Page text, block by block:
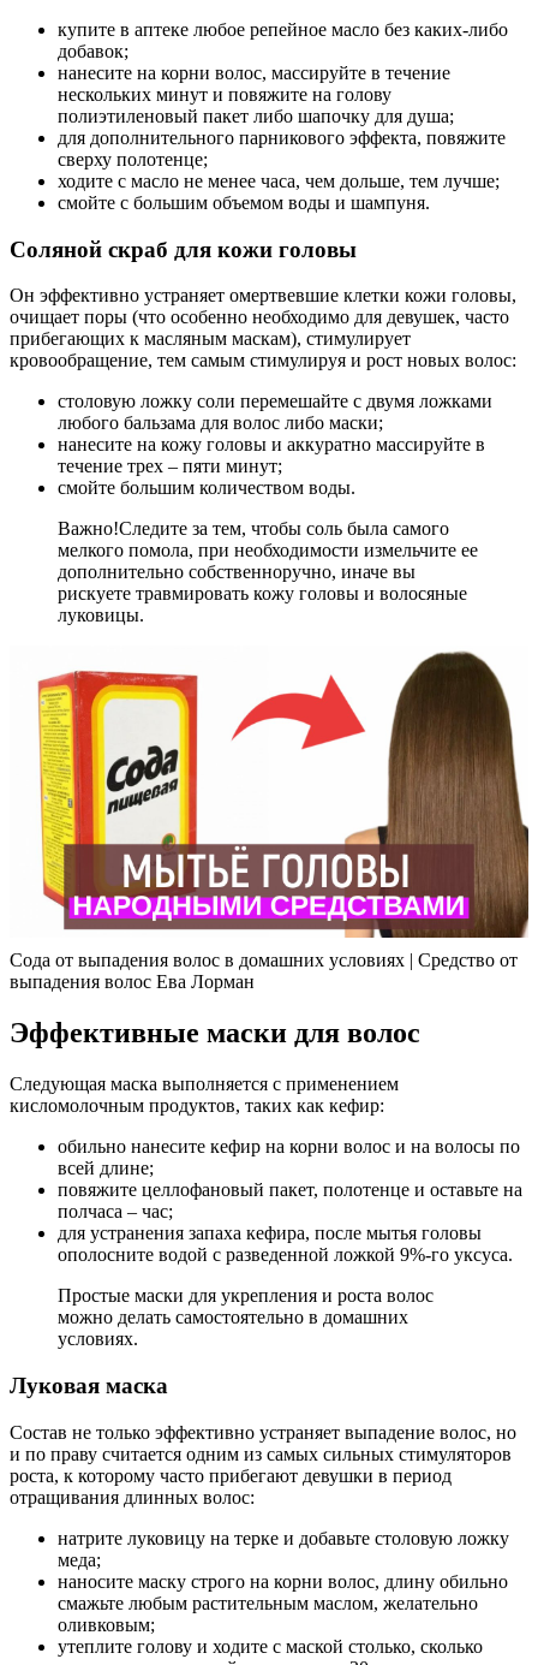
купите в аптеке любое репейное масло без каких-либо
добавок;
нанесите на корни волос, массируйте в течение
нескольких минут и повяжите на голову
полиэтиленовый пакет либо шапочку для душа;
для дополнительного парникового эффекта, повяжите
сверху полотенце;
ходите с масло не менее часа, чем дольше, тем лучше;
смойте с большим объемом воды и шампуня.
Соляной скраб для кожи головы
Он эффективно устраняет омертвевшие клетки кожи головы,
очищает поры (что особенно необходимо для девушек, часто
прибегающих к масляным маскам), стимулирует
кровообращение, тем самым стимулируя и рост новых волос:
столовую ложку соли перемешайте с двумя ложками
любого бальзама для волос либо маски;
нанесите на кожу головы и аккуратно массируйте в
течение трех – пяти минут;
смойте большим количеством воды.
Важно!Следите за тем, чтобы соль была самого
мелкого помола, при необходимости измельчите ее
дополнительно собственноручно, иначе вы
рискуете травмировать кожу головы и волосяные
луковицы.
Сода от выпадения волос в домашних условиях | Cредство от
выпадения волос Ева Лорман
Эффективные маски для волос
Следующая маска выполняется с применением
кисломолочным продуктов, таких как кефир:
обильно нанесите кефир на корни волос и на волосы по
всей длине;
повяжите целлофановый пакет, полотенце и оставьте на
полчаса – час;
для устранения запаха кефира, после мытья головы
ополосните водой с разведенной ложкой 9%-го уксуса.
Простые маски для укрепления и роста волос
можно делать самостоятельно в домашних
условиях.
Луковая маска
Состав не только эффективно устраняет выпадение волос, но
и по праву считается одним из самых сильных стимуляторов
роста, к которому часто прибегают девушки в период
отращивания длинных волос:
натрите луковицу на терке и добавьте столовую ложку
меда;
наносите маску строго на корни волос, длину обильно
смажьте любым растительным маслом, желательно
оливковым;
утеплите голову и ходите с маской столько, сколько